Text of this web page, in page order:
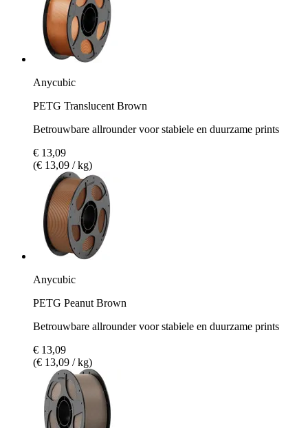
Anycubic
PETG Translucent Brown
Betrouwbare allrounder voor stabiele en duurzame prints
€ 13,09
(€ 13,09 / kg)
Anycubic
PETG Peanut Brown
Betrouwbare allrounder voor stabiele en duurzame prints
€ 13,09
(€ 13,09 / kg)